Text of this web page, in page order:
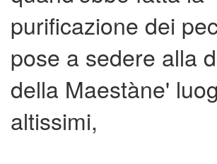
purificazione dei
pose a sedere alla
della Maestàne'
altissimi,